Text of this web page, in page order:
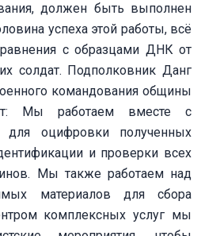
должен быть выполнен
успеха этой работы, всё
с образцами ДНК от
солдат. Подполковник Данг
командования общины
Мы работаем вместе с
оцифровки полученных
и проверки всех
Мы также работаем над
материалов для сбора
комплексных услуг мы